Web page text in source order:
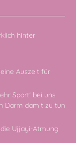
hinter
Auszeit für
Sport‘ bei uns
Darm damit zu tun
Ujjayi-Atmung